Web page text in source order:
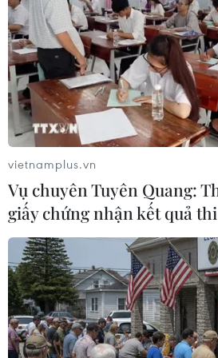
ngự cuối cùng do phiến quân
Aleppo của Syria vào sớm ngày
trì hoãn.
vietnamplus.vn
Vụ chuyên Tuyên Quang:
giấy chứng nhận kết quả